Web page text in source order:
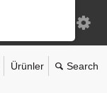
Ürünler